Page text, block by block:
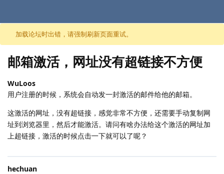
跳至内容
加载论坛时出错，请强制刷新页面重试。
邮箱激活，网址没有超链接不方便
WuLoos
用户注册的时候，系统会自动发一封激活的邮件给他的邮箱。
这激活的网址，没有超链接，感觉非常不方便，还需要手动复制网
址到浏览器里，然后才能激活。请问有啥办法给这个激活的网址加
上超链接，激活的时候点击一下就可以了呢？
hechuan